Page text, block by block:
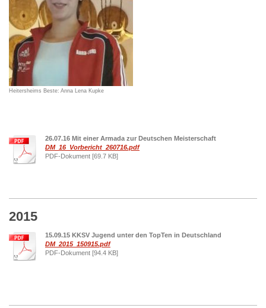
Heitersheims Beste: Anna Lena Kupke
26.07.16 Mit einer Armada zur Deutschen Meisterschaft
DM_16_Vorbericht_260716.pdf
PDF-Dokument [69.7 KB]
2015
15.09.15 KKSV Jugend unter den TopTen in Deutschland
DM_2015_150915.pdf
PDF-Dokument [94.4 KB]